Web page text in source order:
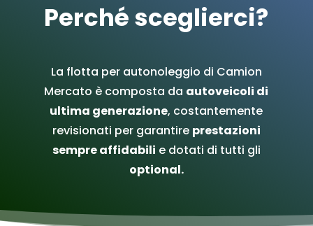
Perché sceglierci?
La flotta per autonoleggio di Camion
Mercato è composta da autoveicoli di
ultima generazione, costantemente
revisionati per garantire prestazioni
sempre affidabili e dotati di tutti gli
optional.